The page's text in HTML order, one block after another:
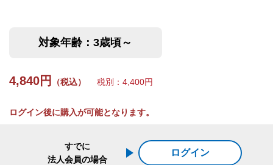
対象年齢：3歳頃～
4,840円 （税込） 税別：4,400円
ログイン後に購入が可能となります。
すでに
法人会員の場合
ログイン